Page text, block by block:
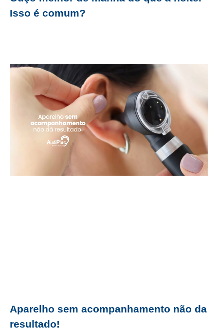
Isso é comum?
Aparelho sem acompanhamento não da
resultado!